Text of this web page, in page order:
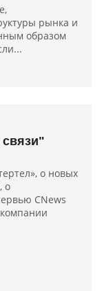
рынка и
образом
о новых
о
CNews